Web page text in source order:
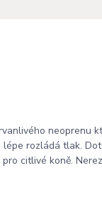
neoprenu
rozládá tlak.
citlivé koně.